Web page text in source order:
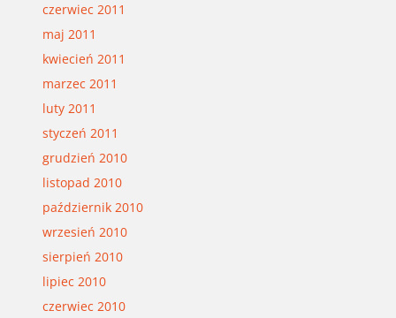
czerwiec 2011
maj 2011
kwiecień 2011
marzec 2011
luty 2011
styczeń 2011
grudzień 2010
listopad 2010
październik 2010
wrzesień 2010
sierpień 2010
lipiec 2010
czerwiec 2010